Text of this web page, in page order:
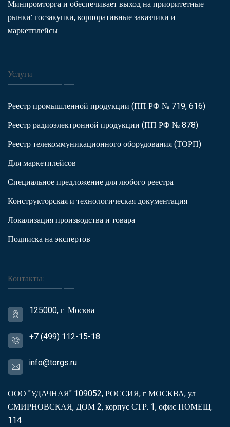
Минпромторга и обеспечивает выход на приоритетные
рынки: госзакупки, корпоративные заказчики и
маркетплейсы.
Услуги
Реестр промышленной продукции (ПП РФ № 719, 616)
Реестр радиоэлектронной продукции (ПП РФ № 878)
Реестр телекоммуникационного оборудования (ТОРП)
Для маркетплейсов
Специальное предложение для любого реестра
Конструкторская и технологическая документация
Локализация производства и товара
Подписка на экспертов
Контакты:
125000, г. Москва
+7 (499) 112-15-18
info@torgs.ru
ООО "УДАЧНАЯ" 109052, РОССИЯ, г МОСКВА, ул
СМИРНОВСКАЯ, ДОМ 2, корпус СТР. 1, офис ПОМЕЩ.
114